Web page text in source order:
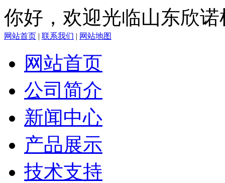
你好，欢迎光临山东欣
网站首页 | 联系我们 | 网站地图
网站首页
公司简介
新闻中心
产品展示
技术支持